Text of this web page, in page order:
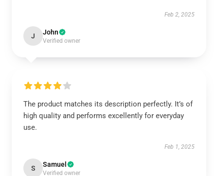
Feb 2, 2025
J John
Verified owner
The product matches its description perfectly. It’s of
high quality and performs excellently for everyday
use.
Feb 1, 2025
S Samuel
Verified owner